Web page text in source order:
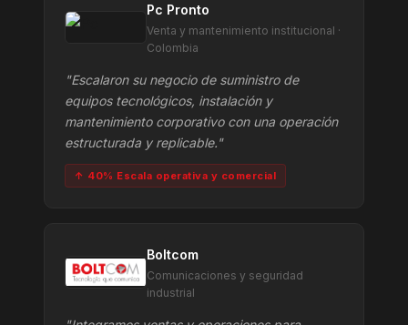
Pc Pronto
Venta y mantenimiento institucional ·
Colombia
"Escalaron su negocio de suministro de
equipos tecnológicos, instalación y
mantenimiento corporativo con una operación
estructurada y replicable."
↑ 40% Escala operativa y comercial
Boltcom
Comunicaciones y seguridad
industrial